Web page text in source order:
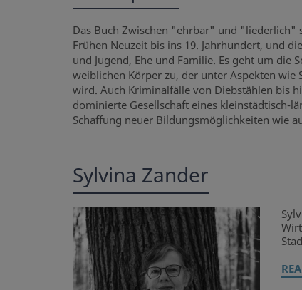
Das Buch Zwischen "ehrbar" und "liederlich"
Frühen Neuzeit bis ins 19. Jahrhundert, und
und Jugend, Ehe und Familie. Es geht um die
weiblichen Körper zu, der unter Aspekten wie
wird. Auch Kriminalfälle von Diebstählen bis
dominierte Gesellschaft eines kleinstädtisch-
Schaffung neuer Bildungsmöglichkeiten wie
Sylvina Zander